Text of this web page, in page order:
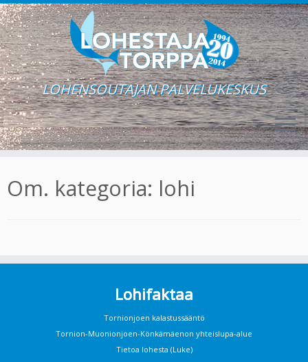
content
LOHENSOUTAJAN PALVELUKESKUS
Om. kategoria: lohi
Lohifaktaa
Tornionjoen kalastussääntö
Tornion-Muonionjoen-Könkämäenon yhteislupa-alue
Tietoa lohesta (Luke)